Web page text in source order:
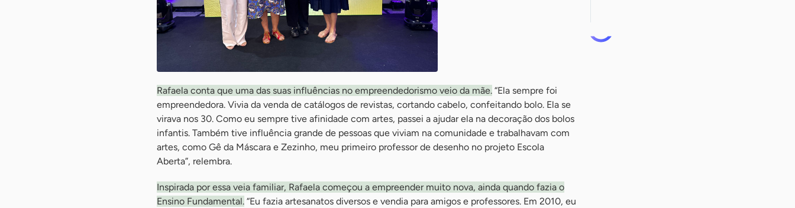
Rafaela conta que uma das suas influências no empreendedorismo veio da mãe. “Ela sempre foi
empreendedora. Vivia da venda de catálogos de revistas, cortando cabelo, confeitando bolo. Ela se
virava nos 30. Como eu sempre tive afinidade com artes, passei a ajudar ela na decoração dos bolos
infantis. Também tive influência grande de pessoas que viviam na comunidade e trabalhavam com
artes, como Gê da Máscara e Zezinho, meu primeiro professor de desenho no projeto Escola
Aberta”, relembra.
Inspirada por essa veia familiar, Rafaela começou a empreender muito nova, ainda quando fazia o
Ensino Fundamental. “Eu fazia artesanatos diversos e vendia para amigos e professores. Em 2010, eu